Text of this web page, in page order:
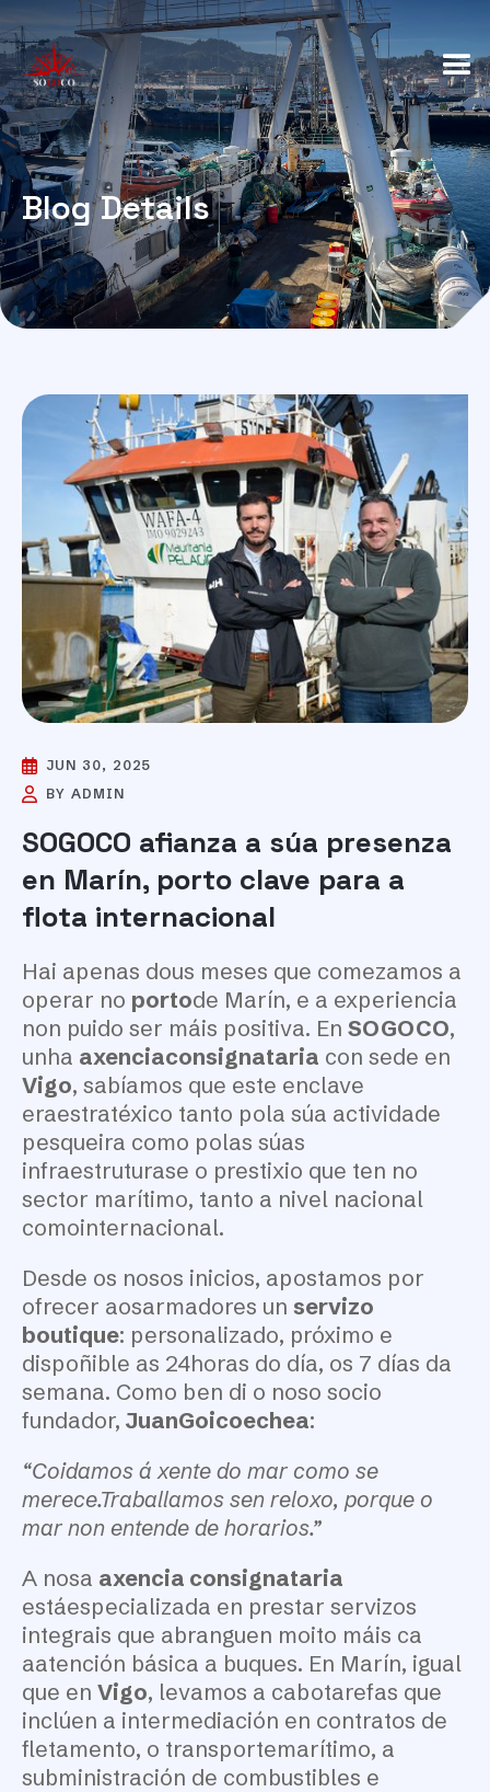
Blog Details
 JUN 30, 2025
 BY ADMIN
SOGOCO afianza a súa presenza
en Marín, porto clave para a
flota internacional
Hai apenas dous meses que comezamos a
operar no portode Marín, e a experiencia
non puido ser máis positiva. En SOGOCO,
unha axenciaconsignataria con sede en
Vigo, sabíamos que este enclave
eraestratéxico tanto pola súa actividade
pesqueira como polas súas
infraestruturase o prestixio que ten no
sector marítimo, tanto a nivel nacional
comointernacional.
Desde os nosos inicios, apostamos por
ofrecer aosarmadores un servizo
boutique: personalizado, próximo e
dispoñible as 24horas do día, os 7 días da
semana. Como ben di o noso socio
fundador, JuanGoicoechea:
“Coidamos á xente do mar como se
merece.Traballamos sen reloxo, porque o
mar non entende de horarios.”
A nosa axencia consignataria
estáespecializada en prestar servizos
integrais que abranguen moito máis ca
aatención básica a buques. En Marín, igual
que en Vigo, levamos a cabotarefas que
inclúen a intermediación en contratos de
fletamento, o transportemarítimo, a
subministración de combustibles e